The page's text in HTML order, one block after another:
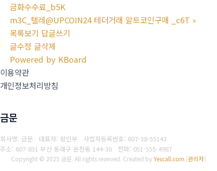
금화수수료_b5K
m3C_텔레@UPCOIN24 테더거래 알트코인구매 _c6T »
목록보기 답글쓰기
글수정 글삭제
Powered by KBoard
이용약관
개인정보처리방침
금문
회사명: 금문 대표자: 왕인부 사업자등록번호: 607-38-55143
주소: 607-831 부산 동래구 온천동 144-30 전화: 051-555-4987
Copyright © 2025 금문. All rights reserved. Created byYescall.com [관리자]